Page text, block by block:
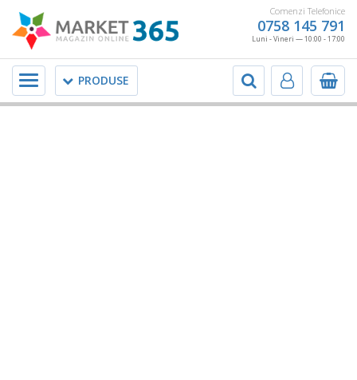
Comenzi Telefonice
0758 145 791
Luni - Vineri — 10:00 - 17:00
PRODUSE
Meniu